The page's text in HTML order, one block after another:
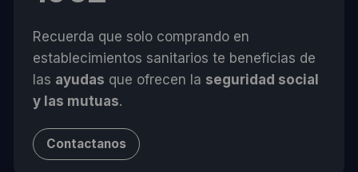
Recuerda que solo comprando en
establecimientos sanitarios te beneficias de
las ayudas que ofrecen la seguridad social
y las mutuas.
Contactanos